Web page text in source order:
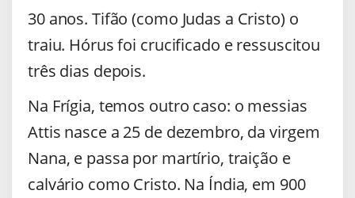
30 anos. Tifão (como Judas a Cristo) o
traiu. Hórus foi crucificado e ressuscitou
três dias depois.
Na Frígia, temos outro caso: o messias
Attis nasce a 25 de dezembro, da virgem
Nana, e passa por martírio, traição e
calvário como Cristo. Na Índia, em 900